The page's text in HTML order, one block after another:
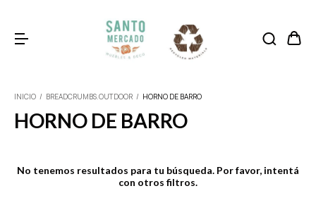
INICIO / BREADCRUMBS.OUTDOOR / HORNO DE BARRO
HORNO DE BARRO
No tenemos resultados para tu búsqueda. Por favor, intentá
con otros filtros.